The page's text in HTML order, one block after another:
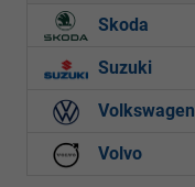
Skoda
Suzuki
Volkswagen
Volvo